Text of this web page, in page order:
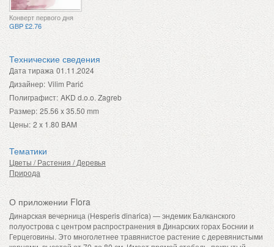
Конверт первого дня
GBP £2.76
Технические сведения
Дата тиража 01.11.2024
Дизайнер: Vilim Parić
Полиграфист: AKD d.o.o. Zagreb
Размер: 25.56 x 35.50 mm
Цены: 2 x 1.80 BAM
Тематики
Цветы / Растения / Деревья
Природа
О приложении Flora
Динарская вечерница (Hesperis dinarica) — эндемик Балканского
полуострова с центром распространения в Динарских горах Боснии и
Герцеговины. Это многолетнее травянистое растение с деревянистыми